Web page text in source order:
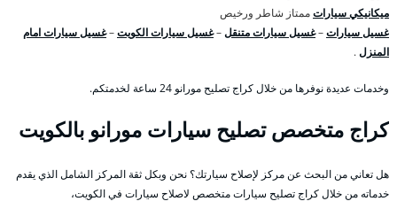
ميكانيكي سياراتممتاز شاطر ورخيص
غسيل سيارات–غسيل سيارات متنقل–غسيل سيارات الكويت–غسيل سيارات امام
المنزل.
وخدمات عديدة نوفرها من خلال كراج تصليح مورانو 24 ساعة لخدمتكم.
كراج متخصص تصليح سيارات مورانو بالكويت
هل تعاني من البحث عن مركز لإصلاح سيارتك؟ نحن وبكل ثقة المركز الشامل الذي يقدم
خدماته من خلال كراج تصليح سيارات متخصص لاصلاح سيارات في الكويت،